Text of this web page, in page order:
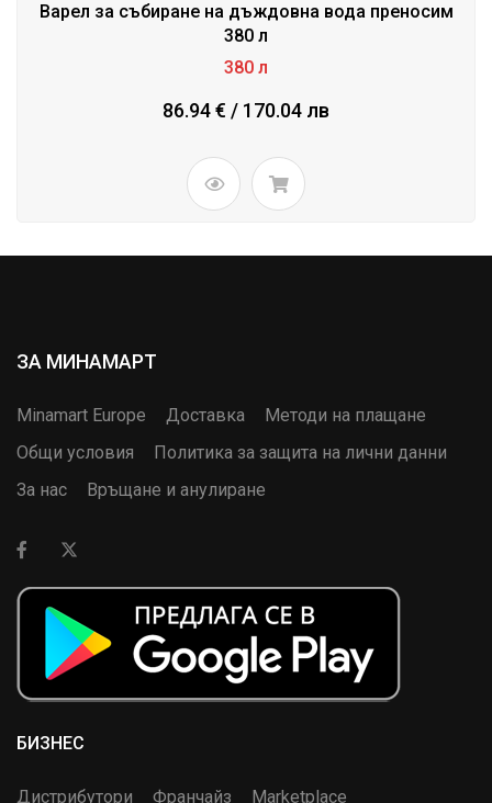
Варел за събиране на дъждовна вода преносим
380 л
380 л
86.94 € / 170.04 лв
ЗА МИНАМАРТ
Minamart Europe Доставка
Методи на плащане
Общи условия
Политика за защита на лични данни
За нас
Връщане и анулиране
БИЗНЕС
Дистрибутори Франчайз
Marketplace